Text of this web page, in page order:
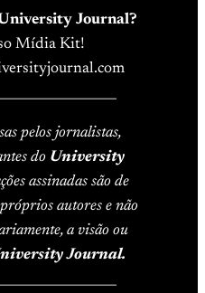
Journal?
Mídia Kit!
pelos jornalistas,
do University
assinadas são de
autores e não
a visão ou
Journal.